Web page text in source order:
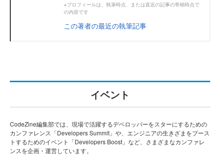
※プロフィールは、執筆時点、または直近の記事の寄稿時点で
の内容です
この著者の最近の執筆記事
イベント
CodeZine編集部では、現場で活躍するデベロッパーをスターにするための
カンファレンス「Developers Summit」や、エンジニアの生きざまをブース
トするためのイベント「Developers Boost」など、さまざまなカンファレ
ンスを企画・運営しています。